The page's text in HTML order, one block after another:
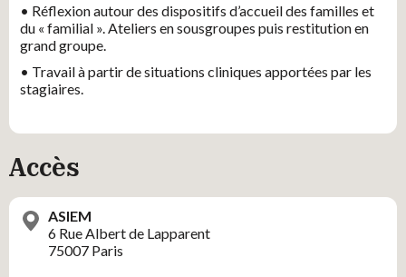
• Réflexion autour des dispositifs d’accueil des familles et
du « familial ». Ateliers en sousgroupes puis restitution en
grand groupe.
• Travail à partir de situations cliniques apportées par les
stagiaires.
Accès
ASIEM
6 Rue Albert de Lapparent
75007 Paris